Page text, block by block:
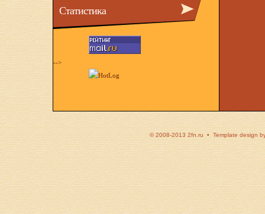
Статистика
-->
© 2008-2013 2fn.ru • Template design